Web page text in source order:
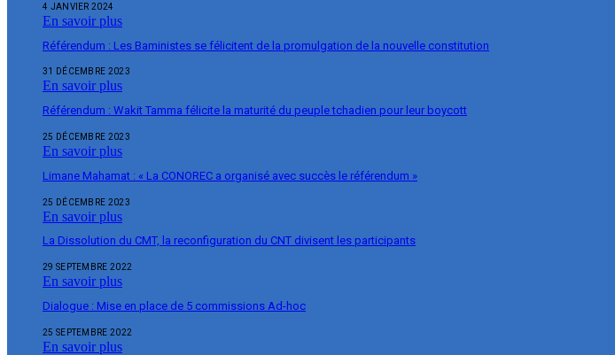
4 JANVIER 2024
En savoir plus
Référendum : Les Baministes se félicitent de la promulgation de la nouvelle constitution
31 DÉCEMBRE 2023
En savoir plus
Référendum : Wakit Tamma félicite la maturité du peuple tchadien pour leur boycott
25 DÉCEMBRE 2023
En savoir plus
Limane Mahamat : « La CONOREC a organisé avec succès le référendum »
25 DÉCEMBRE 2023
En savoir plus
La Dissolution du CMT, la reconfiguration du CNT divisent les participants
29 SEPTEMBRE 2022
En savoir plus
Dialogue : Mise en place de 5 commissions Ad-hoc
25 SEPTEMBRE 2022
En savoir plus